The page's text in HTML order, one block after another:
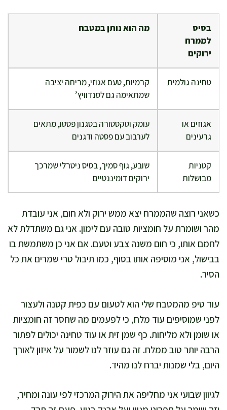
בסיס
לממרח
ירוקים
מה הוא נותן במטבח
טחינה גולמית
קרמיות, טעם אגוזי, מריחה יציבה
שמתאימה גם לסנדוויץ’
אגוזים או
גרעינים
עומק וטקסטורה בסגנון פסטו, מתאים
לערבוב עם פסטה ודגנים
קטניות
מבושלות
שובע, גוף סמיך, בסיס ניטרלי שמרכך
ירוקים דומיננטיים
כשאני רוצה שהממרח יצא ממש ירוק ולא חום, אני עובדת
מהר ושומרת על חומציות טובה עם לימון. אני גם משתדלת לא
לחמם אותו, כי חום משנה צבע וטעם. אם אני כן משתמשת בו
בבישול, אני מוסיפה אותו בסוף, כמו תיבול טרי שמרים את כל
הסיר.
עוד טיפ מהמטבח שלי הוא לטעום עם כפית קטנה ולעצור
לפני שמוסיפים עוד מלח, כי לפעמים מה שחסר זה חומציות
או שומן ולא מליחות. כף שמן זית או עוד טחינה יכולים לפתור
הרבה יותר טוב ממלח. זה גם עוזר לנו לשמור על איזון לאורך
היום, בלי שמנות יברח לנו מהיד.
לגיוון שבועי אני מחליפה את הירוק המרכזי לפי עונה ומחיר,